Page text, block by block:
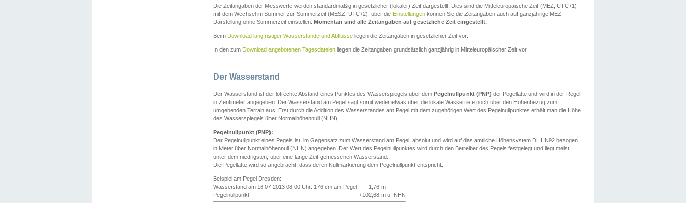
Die Zeitangaben der Messwerte werden standardmäßig in gesetzlicher (lokaler) Zeit dargestellt. Dies sind die Mitteleuropäische Zeit (MEZ, UTC+1)
mit dem Wechsel im Sommer zur Sommerzeit (MESZ, UTC+2). über die Einstellungen können Sie die Zeitangaben auch auf ganzjährige MEZ-
Darstellung ohne Sommerzeit einstellen. Momentan sind alle Zeitangaben auf gesetzliche Zeit eingestellt.
Beim Download langfristiger Wasserstände und Abflüsse liegen die Zeitangaben in gesetzlicher Zeit vor.
In den zum Download angebotenen Tagesdateien liegen die Zeitangaben grundsätzlich ganzjährig in Mitteleuropäischer Zeit vor.
Der Wasserstand
Der Wasserstand ist der lotrechte Abstand eines Punktes des Wasserspiegels über dem Pegelnullpunkt (PNP) der Pegellatte und wird in der Regel
in Zentimeter angegeben. Der Wasserstand am Pegel sagt somit weder etwas über die lokale Wassertiefe noch über den Höhenbezug zum
umgebenden Terrain aus. Erst durch die Addition des Wasserstandes am Pegel mit dem zugehörigen Wert des Pegelnullpunktes erhält man die Höhe
des Wasserspiegels über Normalhöhennull (NHN).
Pegelnullpunkt (PNP):
Der Pegelnullpunkt eines Pegels ist, im Gegensatz zum Wasserstand am Pegel, absolut und wird auf das amtliche Höhensystem DHHN92 bezogen
in Meter über Normalhöhennull (NHN) angegeben. Der Wert des Pegelnullpunktes wird durch den Betreiber des Pegels festgelegt und liegt meist
unter dem niedrigsten, über eine lange Zeit gemessenen Wasserstand.
Die Pegellatte wird so angebracht, dass deren Nullmarkierung dem Pegelnullpunkt entspricht.
Beispiel am Pegel Dresden:
Wasserstand am 16.07.2013 08:00 Uhr: 176 cm am Pegel
1,76 m
Pegelnullpunkt
+102,68 m ü. NHN